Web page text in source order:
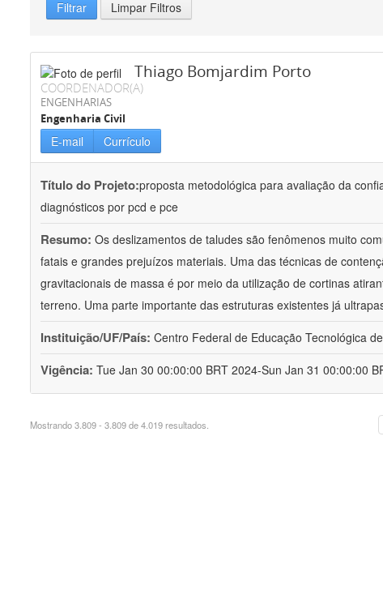
Filtrar Limpar Filtros
Thiago Bomjardim Porto
COORDENADOR(A)
ENGENHARIAS
Engenharia Civil
E-mail Currículo
Título do Projeto:proposta metodológica para avaliação da
diagnósticos por pcd e pce
Resumo: Os deslizamentos de taludes são fenômenos muito
fatais e grandes prejuízos materiais. Uma das técnicas de
gravitacionais de massa é por meio da utilização de cortinas
terreno. Uma parte importante das estruturas existentes já
Instituição/UF/País: Centro Federal de Educação Tecnológica
Vigência: Tue Jan 30 00:00:00 BRT 2024-Sun Jan 31 00:00:00
Mostrando 3.809 - 3.809 de 4.019 resultados.